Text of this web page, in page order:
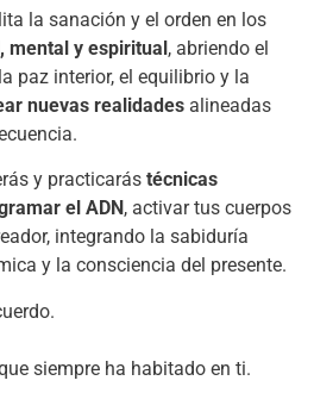
la sanación y el orden en los
mental y espiritual, abriendo el
paz interior, el equilibrio y la
nuevas realidades alineadas
y practicarás técnicas
el ADN, activar tus cuerpos
integrando la sabiduría
y la consciencia del presente.
siempre ha habitado en ti.